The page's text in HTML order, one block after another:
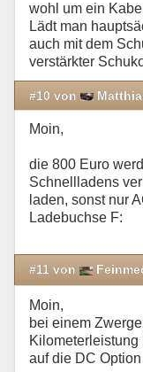
wohl um ein
Lädt man
auch mit dem
verstärkter
#10 von
Moin,
die 800 Euro
Schnellladens
laden, sonst nur
Ladebuchse F:
#11 von
Moin,
bei einem
Kilometerleistung
auf die DC